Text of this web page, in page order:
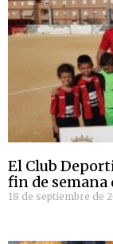
El Club
fin de semana
18 de septiembre de